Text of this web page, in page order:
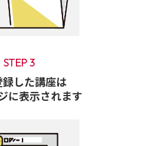
STEP 3
録した講座は
に表示されます